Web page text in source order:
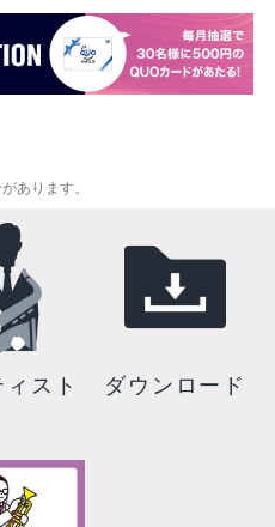
あります。
スト ダウンロード